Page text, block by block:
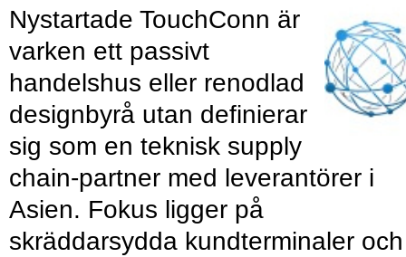
Nystartade TouchConn är
varken ett passivt
handelshus eller renodlad
designbyrå utan definierar
sig som en teknisk supply
chain-partner med leverantörer i
Asien. Fokus ligger på
skräddarsydda kundterminaler och